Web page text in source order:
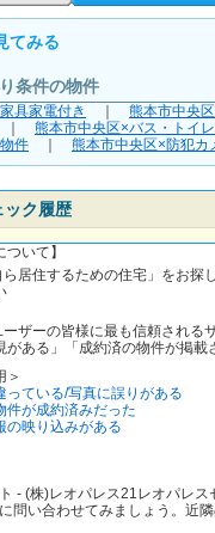
てみる
条件の物件
具家電付き 熊本市中央
熊本市中央区×バス・トイレ
件
熊本市中央区×防犯カ
ック履歴
ついて】
ら居住するための住宅」をお
ーザーの皆様に最も信頼され
がある」「成約済の物件が掲
＞
っている/写真に誤りがある
件が成約済みだった
の映り込みがある
- (株)レオパレス21レオパレ
問い合わせてみましょう。近